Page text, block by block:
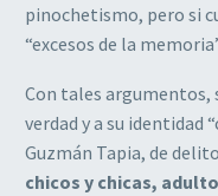
pinochetismo, pero si
“excesos de la
Con tales argumentos,
verdad y a su identidad
Guzmán Tapia, de
chicos y chicas,